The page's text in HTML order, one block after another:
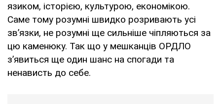
язиком, історією, культурою, економікою.
Саме тому розумні швидко розривають усі
зв’язки, не розумні ще сильніше чіпляються за
цю каменюку. Так що у мешканців ОРДЛО
з’явиться ще один шанс на спогади та
ненависть до себе.